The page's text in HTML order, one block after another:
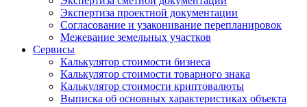
Экспертиза проектной документации
Согласование и узаконивание перепланировок
Межевание земельных участков
Сервисы
Калькулятор стоимости бизнеса
Калькулятор стоимости товарного знака
Калькулятор стоимости криптовалюты
Выписка об основных характеристиках объекта